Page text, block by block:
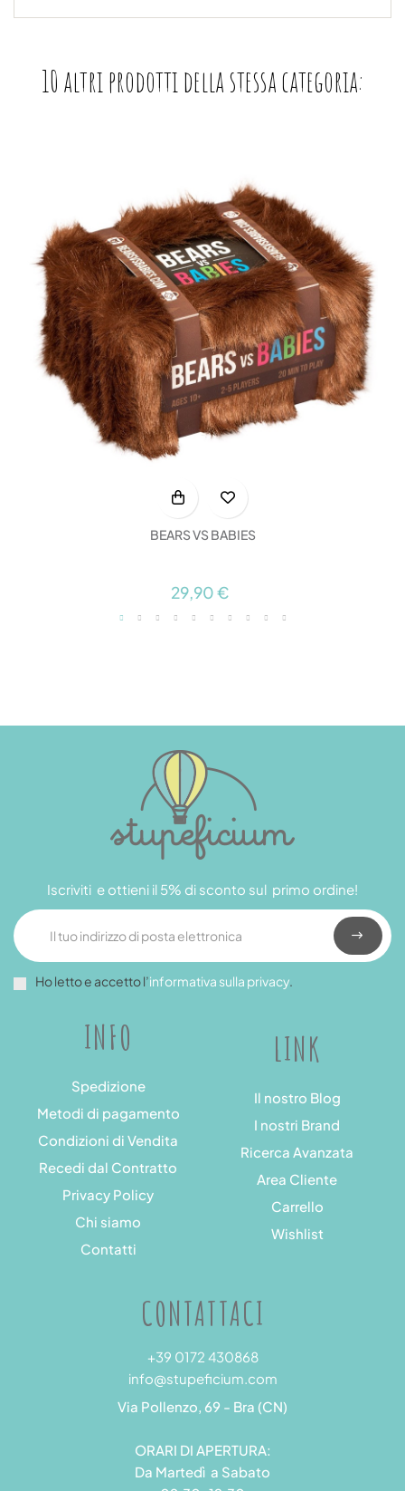
10 altri prodotti della stessa categoria:
BEARS VS BABIES
29,90 €
INFO
Spedizione
Metodi di pagamento
Condizioni di Vendita
Recedi dal Contratto
Privacy Policy
Chi siamo
Contatti
LINK
Il nostro Blog
I nostri Brand
Ricerca Avanzata
Area Cliente
Carrello
Wishlist
Iscriviti e ottieni il 5% di sconto sul primo ordine!
Ho letto e accetto l’informativa sulla privacy.
CONTATTACI
+39 0172 430868
info@stupeficium.com
Via Pollenzo, 69 - Bra (CN)
ORARI DI APERTURA:
Da Martedì a Sabato